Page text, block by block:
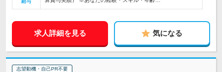
給与
求人詳細を見る 気になる
志望動機・自己PR不要